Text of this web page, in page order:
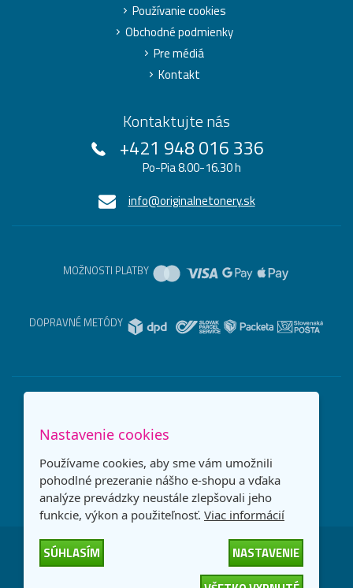
Používanie cookies
Obchodné podmienky
Pre médiá
Kontakt
Kontaktujte nás
+421 948 016 336
Po-Pia 8.00-16.30 h
info@originalnetonery.sk
MOŽNOSTI PLATBY
DOPRAVNÉ METÓDY
Slovensko
Nastavenie cookies
Používame cookies, aby sme vám umožnili
pohodlné prezeranie nášho e-shopu a vďaka
analýze prevádzky neustále zlepšovali jeho
funkcie, výkon a použiteľnosť. Viac informácií
SÚHLASÍM
NASTAVENIE